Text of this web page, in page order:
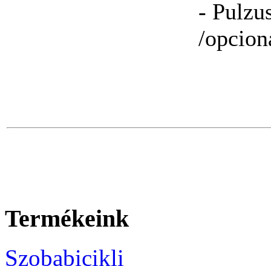
-
/
Termékeink
Szobabicikli